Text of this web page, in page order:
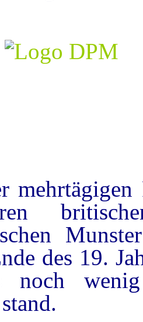
des 19.
noch